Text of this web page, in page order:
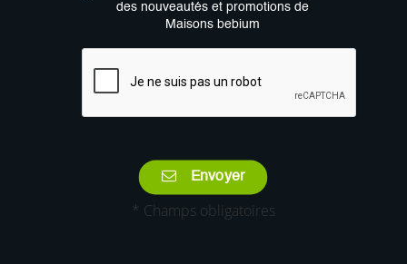
des nouveautés et promotions de
Maisons bebium
Envoyer
* Champs obligatoires